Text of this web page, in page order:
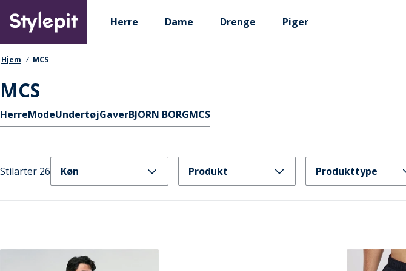
main
content
Primary departments
Herre Dame Drenge Piger
navigationssti
Hjem MCS
MCS
Hurtige links
HerreModeUndertøjGaverBJORN BORGMCS
Stilarter 26 Køn Produkt Produkttype